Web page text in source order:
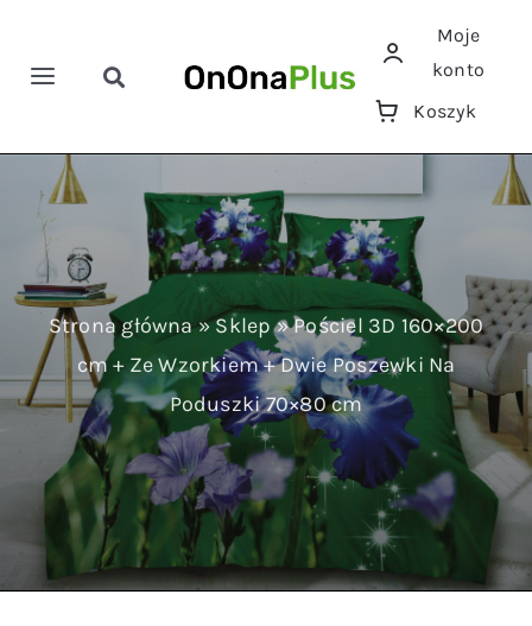
zawartości
Toggle
Pościele
Ręczniki
Koce
Prześcieradła
Toggle
Moje
konto
Koszyk
Strona główna»Sklep»Pościel 3D 160×200
cm + Ze Wzorkiem + Dwie Poszewki Na
Poduszki 70×80 cm